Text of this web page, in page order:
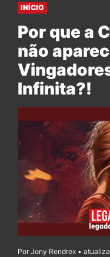
INÍCIO
Por que a
não
Infinita?!
Por Jony Rendrex •